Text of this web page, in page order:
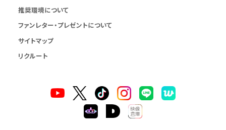
推奨環境について
ファンレター・プレゼントについて
サイトマップ
リクルート